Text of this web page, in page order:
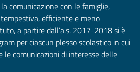
comunicazione con le famiglie,
efficiente e meno
a partire dall’a.s. 2017-2018 si è
per ciascun plesso scolastico in cui
comunicazioni di interesse delle